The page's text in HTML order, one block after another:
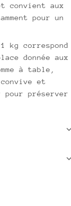
convient aux
pour un
kg correspond
donnée aux
à table,
et
préserver